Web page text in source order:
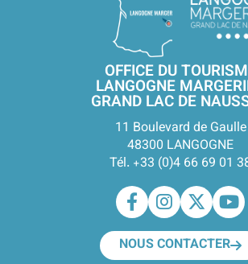
OFFICE DU
LANGOGNE
GRAND LAC DE
11 Boulevard de Gaulle
48300 LANGOGNE
Tél. +33 (0)4 66 69 01
NOUS CONTACTER